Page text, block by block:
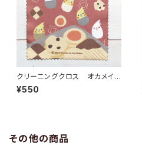
クリーニングクロス オカメイン
コクッキー
¥550
その他の商品